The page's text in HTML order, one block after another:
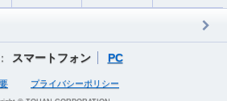
スマートフォン PC
プライバシーポリシー